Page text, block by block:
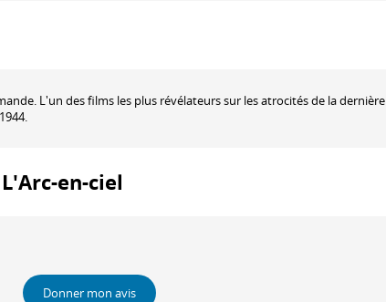
L'un des films les plus révélateurs sur les atrocités de la dernière
en-ciel
Donner mon avis